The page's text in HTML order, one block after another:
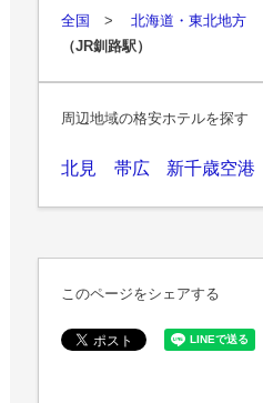
全国 > 北海道・東北地方
（JR釧路駅）
周辺地域の格安ホテルを探す
北見 帯広 新千歳空港
このページをシェアする